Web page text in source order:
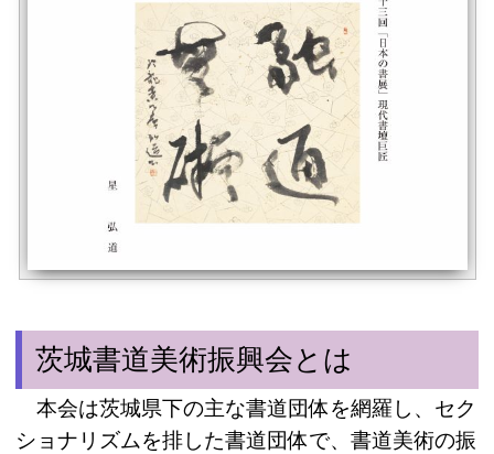
茨城書道美術振興会とは
本会は茨城県下の主な書道団体を網羅し、セク
ショナリズムを排した書道団体で、書道美術の振